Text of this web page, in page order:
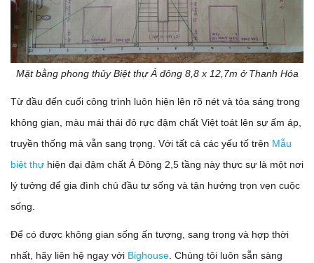
Mặt bằng phong thủy ​Biệt thự Á đông 8,8 x 12,7m ở Thanh Hóa
Từ đầu đến cuối công trình luôn hiện lên rõ nét và tỏa sáng trong
không gian, màu mái thái đỏ rực đậm chất Việt toát lên sự ấm áp,
truyền thống mà vẫn sang trọng. Với tất cả các yếu tố trên Mẫu
biệt thự hiện đại đậm chất Á Đông 2,5 tầng này thực sự là một nơi
lý tưởng để gia đình chủ đầu tư sống và tận hưởng trọn vẹn cuộc
sống.
Để có được không gian sống ấn tượng, sang trọng và hợp thời
nhất, hãy liên hệ ngay với Bighouse . Chúng tôi luôn sẵn sàng